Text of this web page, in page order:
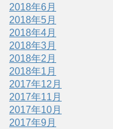
2018年6月
2018年5月
2018年4月
2018年3月
2018年2月
2018年1月
2017年12月
2017年11月
2017年10月
2017年9月